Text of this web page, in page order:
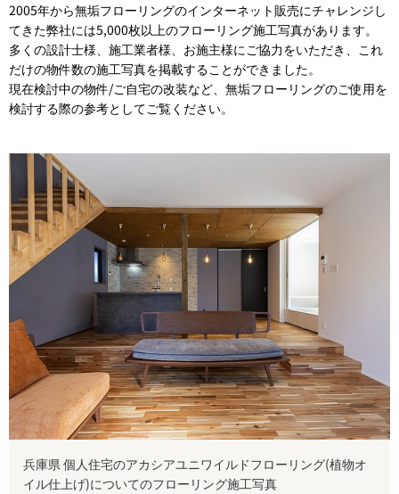
2005年から無垢フローリングのインターネット販売にチャレンジし
てきた弊社には5,000枚以上のフローリング施工写真があります。
多くの設計士様、施工業者様、お施主様にご協力をいただき、これ
だけの物件数の施工写真を掲載することができました。
現在検討中の物件/ご自宅の改装など、無垢フローリングのご使用を
検討する際の参考としてご覧ください。
兵庫県 個人住宅のアカシアユニワイルドフローリング(植物オ
イル仕上げ)についてのフローリング施工写真